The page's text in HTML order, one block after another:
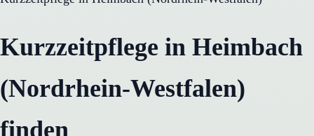
Kurzzeitpflege in Heimbach
(Nordrhein-Westfalen)
finden